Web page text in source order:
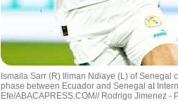
Ismaila Sarr (R) Iliman Ndiaye (L) of Senegal
phase between Ecuador and Senegal at
Efe/ABACAPRESS.COM// Rodrigo Jimenez -